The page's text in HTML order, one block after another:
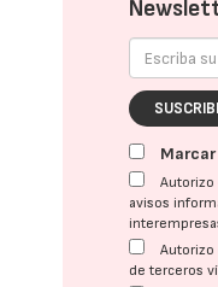
avisos
de terceros